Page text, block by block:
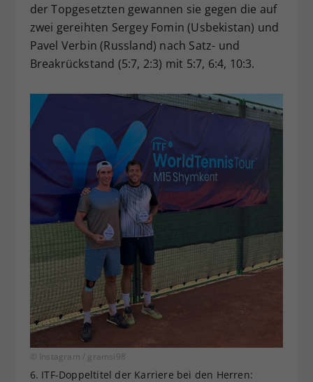
der Topgesetzten gewannen sie gegen die auf
zwei gereihten Sergey Fomin (Usbekistan) und
Pavel Verbin (Russland) nach Satz- und
Breakrückstand (5:7, 2:3) mit 5:7, 6:4, 10:3.
© Instagram / gramsi98
6. ITF-Doppeltitel der Karriere bei den Herren: